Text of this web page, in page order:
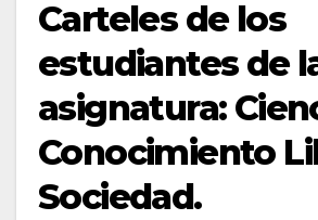
Carteles de los
estudiantes de
asignatura:
Conocimiento
Sociedad.